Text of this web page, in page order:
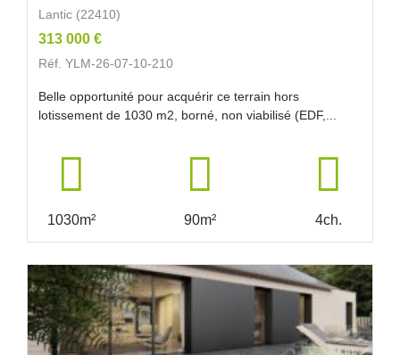
Lantic (22410)
313 000 €
Réf. YLM-26-07-10-210
Belle opportunité pour acquérir ce terrain hors
lotissement de 1030 m2, borné, non viabilisé (EDF,...
1030m² 90m² 4ch.